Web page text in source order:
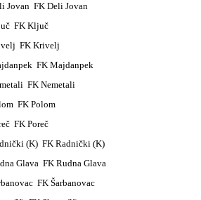
FK Deli Jovan
FK Ključ
FK Krivelj
FK Majdanpek
FK Nemetali
FK Polom
FK Poreč
FK Radnički (K)
FK Rudna Glava
FK Šarbanovac